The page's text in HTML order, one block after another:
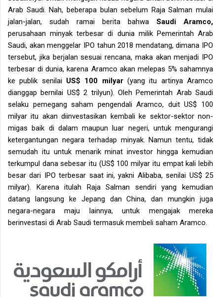
Arab Saudi. Nah, beberapa bulan sebelum Raja Salman mulai
jalan-jalan, sudah ramai berita bahwa Saudi Aramco,
perusahaan minyak terbesar di dunia milik Pemerintah Arab
Saudi, akan menggelar IPO tahun 2018 mendatang, dimana IPO
tersebut, jika berjalan sesuai rencana, maka akan menjadi IPO
terbesar di dunia, karena Aramco akan melepas 5% sahamnya
ke publik senilai US$ 100 milyar (yang itu artinya Aramco
dianggap bernilai US$ 2 trilyun). Oleh Pemerintah Arab Saudi
selaku pemegang saham pengendali Aramco, duit US$ 100
milyar itu akan diinvestasikan kembali ke sektor-sektor non-
migas baik di dalam maupun luar negeri, untuk mengurangi
ketergantungan negara terhadap minyak. Namun tentu, tidak
semudah itu untuk menarik minat investor hingga kemudian
terkumpul dana sebesar itu (US$ 100 milyar itu empat kali lebih
besar dari IPO terbesar saat ini, yakni Alibaba, senilai US$ 25
milyar). Karena itulah Raja Salman sendiri yang kemudian
datang langsung ke Jepang dan China, dan mungkin juga
negara-negara maju lainnya, untuk mengajak mereka
berinvestasi di Arab Saudi termasuk membeli saham Aramco.